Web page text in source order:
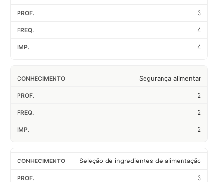
3
4
4
Segurança alimentar
2
2
2
Seleção de ingredientes de alimentação
3